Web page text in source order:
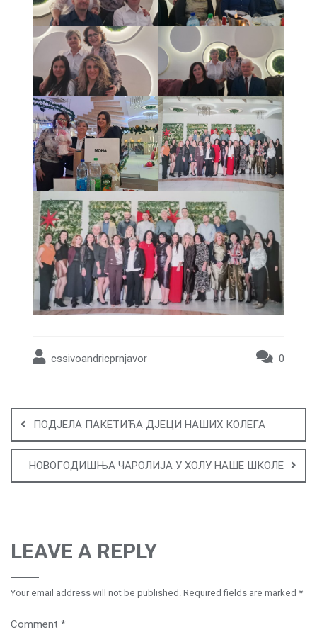
cssivoandricprnjavor 0
navigation
ПОДЈЕЛА ПАКЕТИЋА ДЈЕЦИ НАШИХ КОЛЕГА
НОВОГОДИШЊА ЧАРОЛИЈА У ХОЛУ НАШЕ ШКОЛЕ
LEAVE A REPLY
Your email address will not be published. Required fields are marked *
Comment *